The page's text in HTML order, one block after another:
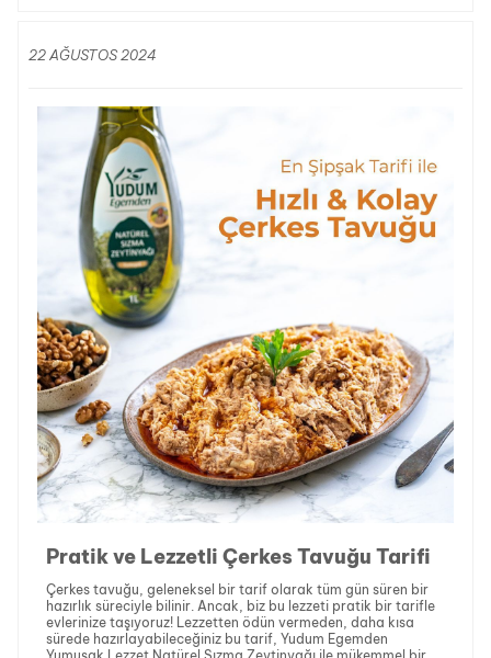
22 AĞUSTOS 2024
Pratik ve Lezzetli Çerkes Tavuğu Tarifi
Çerkes tavuğu, geleneksel bir tarif olarak tüm gün süren bir
hazırlık süreciyle bilinir. Ancak, biz bu lezzeti pratik bir tarifle
evlerinize taşıyoruz! Lezzetten ödün vermeden, daha kısa
sürede hazırlayabileceğiniz bu tarif, Yudum Egemden